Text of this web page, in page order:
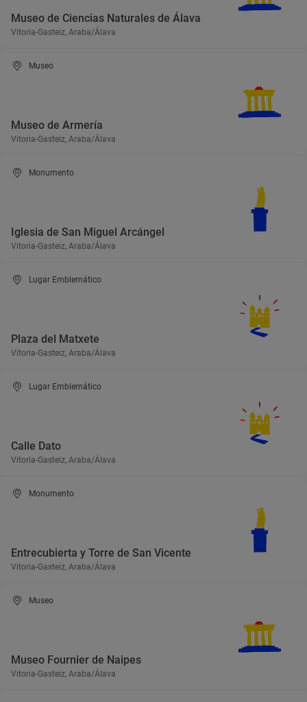
Museo de Ciencias Naturales de Álava
Vitoria-Gasteiz, Araba/Álava
Museo
Museo de Armería
Vitoria-Gasteiz, Araba/Álava
Monumento
Iglesia de San Miguel Arcángel
Vitoria-Gasteiz, Araba/Álava
Lugar Emblemático
Plaza del Matxete
Vitoria-Gasteiz, Araba/Álava
Lugar Emblemático
Calle Dato
Vitoria-Gasteiz, Araba/Álava
Monumento
Entrecubierta y Torre de San Vicente
Vitoria-Gasteiz, Araba/Álava
Museo
Museo Fournier de Naipes
Vitoria-Gasteiz, Araba/Álava